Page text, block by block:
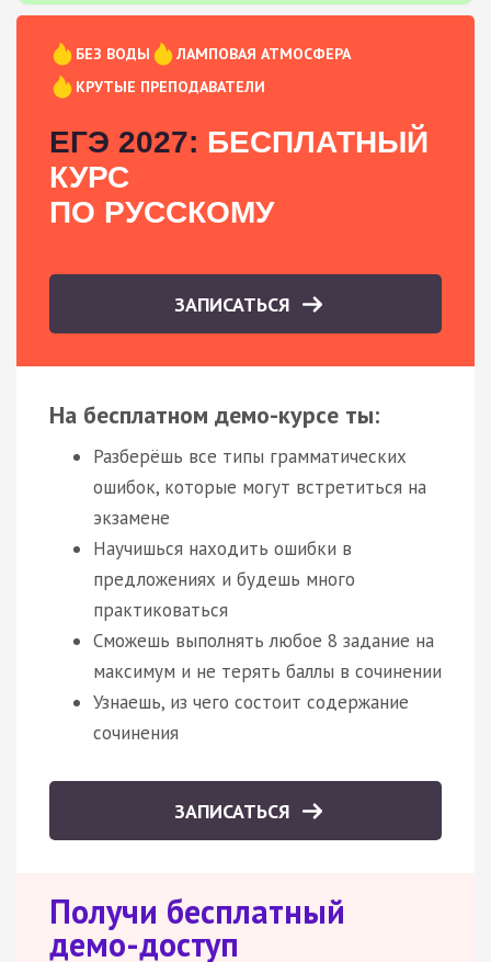
БЕЗ ВОДЫ
ЛАМПОВАЯ АТМОСФЕРА
КРУТЫЕ ПРЕПОДАВАТЕЛИ
ЕГЭ 2027: БЕСПЛАТНЫЙ
КУРС
ПО РУССКОМУ
ЗАПИСАТЬСЯ
На бесплатном демо-курсе ты:
Разберёшь все типы грамматических
ошибок, которые могут встретиться на
экзамене
Научишься находить ошибки в
предложениях и будешь много
практиковаться
Сможешь выполнять любое 8 задание на
максимум и не терять баллы в сочинении
Узнаешь, из чего состоит содержание
сочинения
ЗАПИСАТЬСЯ
Получи бесплатный
демо-доступ